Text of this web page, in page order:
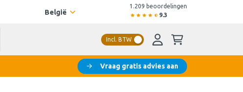
België
1.209 beoordelingen
9.3
Incl. BTW
Vraag gratis advies aan